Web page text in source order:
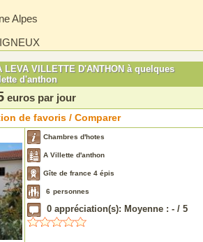
Alpes
LEVA VILLETTE D'ANTHON à quelques
d'anthon
euros par jour
de favoris / Comparer
Chambres d'hotes
A Villette d'anthon
Gîte de france 4 épis
6 personnes
0 appréciation(s): Moyenne : - / 5